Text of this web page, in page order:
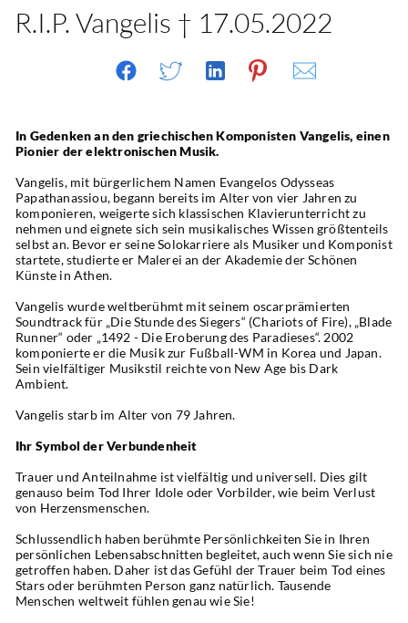
R.I.P. Vangelis † 17.05.2022
In Gedenken an den griechischen Komponisten Vangelis, einen
Pionier der elektronischen Musik.
Vangelis, mit bürgerlichem Namen Evangelos Odysseas
Papathanassiou, begann bereits im Alter von vier Jahren zu
komponieren, weigerte sich klassischen Klavierunterricht zu
nehmen und eignete sich sein musikalisches Wissen größtenteils
selbst an. Bevor er seine Solokarriere als Musiker und Komponist
startete, studierte er Malerei an der Akademie der Schönen
Künste in Athen.
Vangelis wurde weltberühmt mit seinem oscarprämierten
Soundtrack für „Die Stunde des Siegers“ (Chariots of Fire), „Blade
Runner“ oder „1492 - Die Eroberung des Paradieses“. 2002
komponierte er die Musik zur Fußball-WM in Korea und Japan.
Sein vielfältiger Musikstil reichte von New Age bis Dark
Ambient.
Vangelis starb im Alter von 79 Jahren.
Ihr Symbol der Verbundenheit
Trauer und Anteilnahme ist vielfältig und universell. Dies gilt
genauso beim Tod Ihrer Idole oder Vorbilder, wie beim Verlust
von Herzensmenschen.
Schlussendlich haben berühmte Persönlichkeiten Sie in Ihren
persönlichen Lebensabschnitten begleitet, auch wenn Sie sich nie
getroffen haben. Daher ist das Gefühl der Trauer beim Tod eines
Stars oder berühmten Person ganz natürlich. Tausende
Menschen weltweit fühlen genau wie Sie!